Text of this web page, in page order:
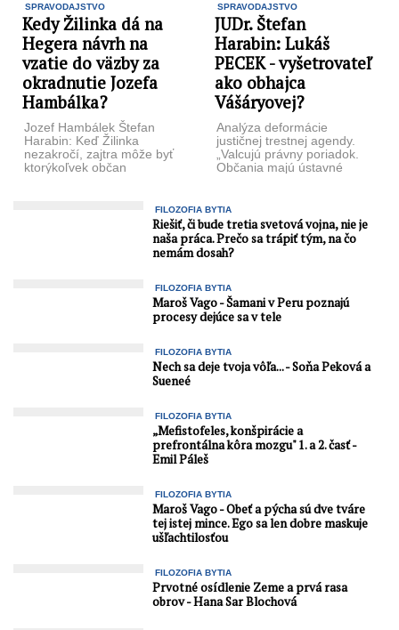
SPRAVODAJSTVO
Kedy Žilinka dá na
Hegera návrh na
vzatie do väzby za
okradnutie Jozefa
Hambálka?
Jozef Hambálek Štefan
Harabin: Keď Žilinka
nezakročí, zajtra môže byť
ktorýkoľvek občan
SPRAVODAJSTVO
JUDr. Štefan
Harabin: Lukáš
PECEK - vyšetrovateľ
ako obhajca
Vášáryovej?
Analýza deformácie
justičnej trestnej agendy.
„Valcujú právny poriadok.
Občania majú ústavné
FILOZOFIA BYTIA
Riešiť, či bude tretia svetová vojna, nie je
naša práca. Prečo sa trápiť tým, na čo
nemám dosah?
FILOZOFIA BYTIA
Maroš Vago - Šamani v Peru poznajú
procesy dejúce sa v tele
FILOZOFIA BYTIA
Nech sa deje tvoja vôľa... - Soňa Peková a
Sueneé
FILOZOFIA BYTIA
„Mefistofeles, konšpirácie a
prefrontálna kôra mozgu" 1. a 2. časť -
Emil Páleš
FILOZOFIA BYTIA
Maroš Vago - Obeť a pýcha sú dve tváre
tej istej mince. Ego sa len dobre maskuje
ušľachtilosťou
FILOZOFIA BYTIA
Prvotné osídlenie Zeme a prvá rasa
obrov - Hana Sar Blochová